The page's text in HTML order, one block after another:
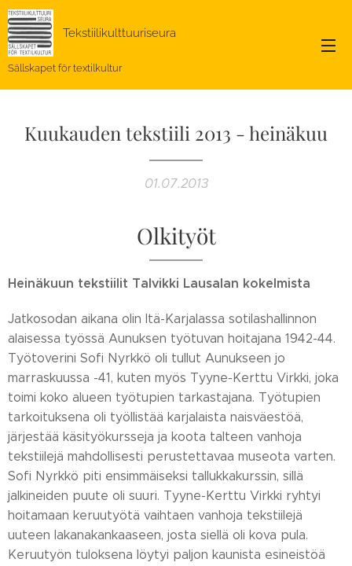
Tekstiilikulttuuriseura
Sällskapet för textilkultur
Kuukauden tekstiili 2013 - heinäkuu
01.07.2013
Olkityöt
Heinäkuun tekstiilit Talvikki Lausalan kokelmista
Jatkosodan aikana olin Itä-Karjalassa sotilashallinnon
alaisessa työssä Aunuksen työtuvan hoitajana 1942-44.
Työtoverini Sofi Nyrkkö oli tullut Aunukseen jo
marraskuussa -41, kuten myös Tyyne-Kerttu Virkki, joka
toimi koko alueen työtupien tarkastajana. Työtupien
tarkoituksena oli työllistää karjalaista naisväestöä,
järjestää käsityökursseja ja koota talteen vanhoja
tekstiilejä mahdollisesti perustettavaa museota varten.
Sofi Nyrkkö piti ensimmäiseksi tallukkakurssin, sillä
jalkineiden puute oli suuri. Tyyne-Kerttu Virkki ryhtyi
hoitamaan keruutyötä vaihtaen vanhoja tekstiilejä
uuteen lakanakankaaseen, josta siellä oli kova pula.
Keruutyön tuloksena löytyi paljon kaunista esineistöä